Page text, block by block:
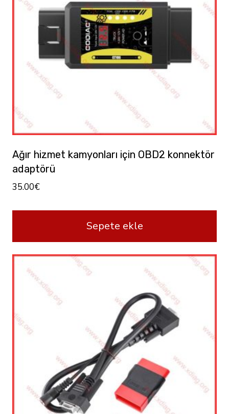
Ağır hizmet kamyonları için OBD2 konnektör
adaptörü
35.00€
Sepete ekle